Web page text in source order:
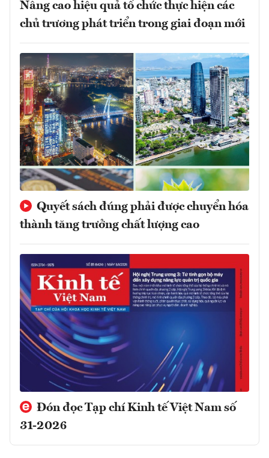
Nâng cao hiệu quả tổ chức thực hiện các
chủ trương phát triển trong giai đoạn mới
Quyết sách đúng phải được chuyển hóa
thành tăng trưởng chất lượng cao
Đón đọc Tạp chí Kinh tế Việt Nam số
31-2026